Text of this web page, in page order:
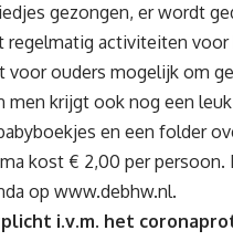
gezongen, er wordt
activiteiten voor
voor ouders mogelijk om
men krijgt ook nog een
en een folder
kost € 2,00 per
op www.debhw.nl.
i.v.m. het